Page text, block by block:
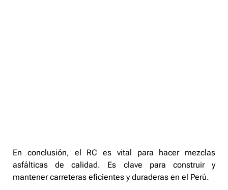
En conclusión, el RC es vital para hacer mezclas
asfálticas de calidad. Es clave para construir y
mantener carreteras eficientes y duraderas en el Perú.